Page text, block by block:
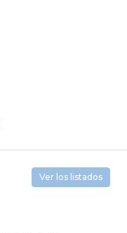
Ver los listados